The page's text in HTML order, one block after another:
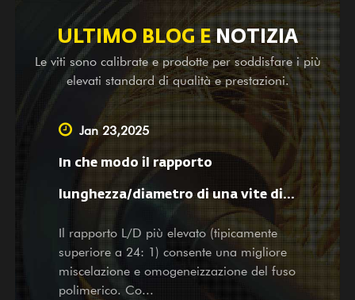
aziende grandi e piccole in patria. Non importa che tu sia
il nostro partner esistente o potenziale cliente, con
prodotti e servizi, accogliamo calorosamente la tua visita
e le tue richieste con i nostri servizi sinceri e premurosi.
ULTIMO BLOG ENOTIZIA
Le viti sono calibrate e prodotte per soddisfare i più
elevati standard di qualità e prestazioni.
Jan 23,2025
In che modo il rapporto
lunghezza/diametro di una vite di
estrusione per film soffiato influisce
sulla lavorazione del materiale e
sulle proprietà del film?
Il rapporto L/D più elevato (tipicamente
superiore a 24: 1) consente una migliore
miscelazione e omogeneizzazione del fuso
polimerico. Co...